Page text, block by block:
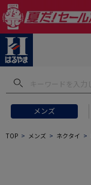
メンズ
TOP メンズ ネクタイ